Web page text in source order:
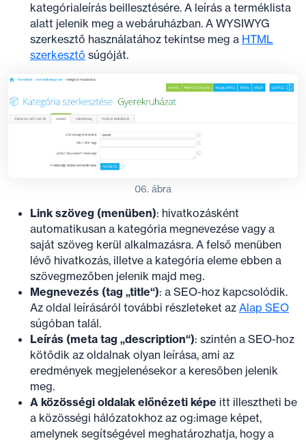
kategórialeírás beillesztésére. A leírás a terméklista
alatt jelenik meg a webáruházban. A WYSIWYG
szerkesztő használatához tekintse meg a HTML
szerkesztő súgóját.
06. ábra
Link szöveg (menüben): hivatkozásként
automatikusan a kategória megnevezése vagy a
saját szöveg kerül alkalmazásra. A felső menüben
lévő hivatkozás, illetve a kategória eleme ebben a
szövegmezőben jelenik majd meg.
Megnevezés (tag „title“): a SEO-hoz kapcsolódik.
Az oldal leírásáról további részleteket az Alap SEO
súgóban talál.
Leírás (meta tag „description“): szintén a SEO-hoz
kötődik az oldalnak olyan leírása, ami az
eredmények megjelenésekor a keresőben jelenik
meg.
A közösségi oldalak előnézeti képe itt illesztheti be
a közösségi hálózatokhoz az og:image képet,
amelynek segítségével meghatározhatja, hogy a